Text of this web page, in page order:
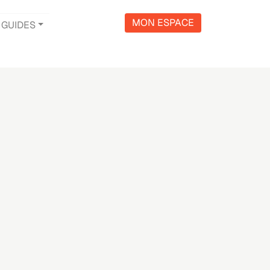
GUIDES MON ESPACE